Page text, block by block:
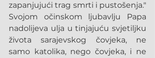
zapanjujući trag smrti i pustošenja."
Svojom očinskom ljubavlju Papa
nadolijeva ulja u tinjajuću svjetiljku
života sarajevskog čovjeka, ne
samo katolika, nego čovjeka, i ne